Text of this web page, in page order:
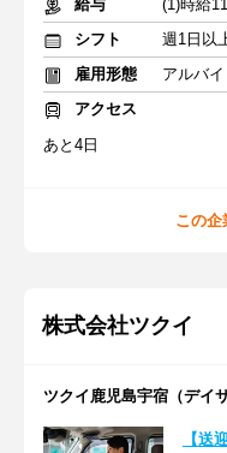
給与
(1)時給
シフト
雇用形態
アルバ
アクセス
あと4日
この企
株式会社ツクイ
ツクイ鹿児島宇宿（デイ
【送